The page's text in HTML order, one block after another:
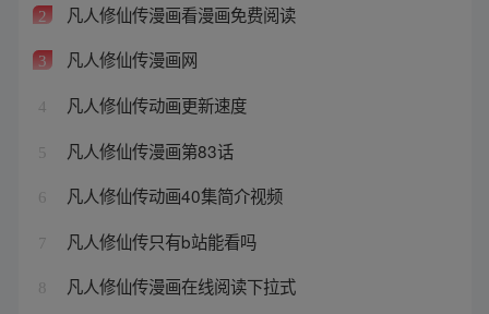
2 凡人修仙传漫画看漫画免费阅读
3 凡人修仙传漫画网
4 凡人修仙传动画更新速度
5 凡人修仙传漫画第83话
6 凡人修仙传动画40集简介视频
7 凡人修仙传只有b站能看吗
8 凡人修仙传漫画在线阅读下拉式